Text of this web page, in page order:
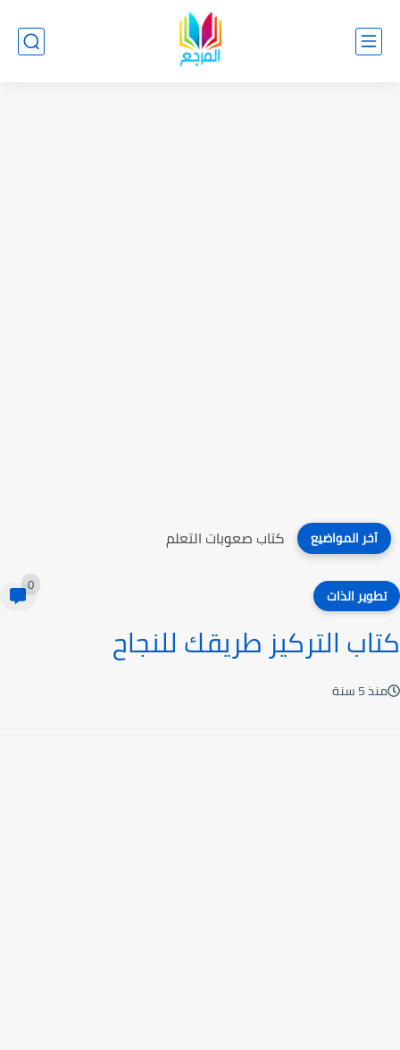
آخر المواضيع كتاب صعوبات التعلم
تطوير الذات 0
كتاب التركيز طريقك للنجاح
منذ 5 سنة